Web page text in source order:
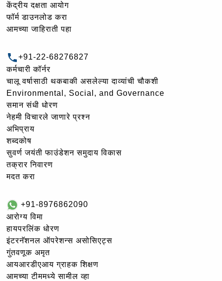
केंद्रीय दक्षता आयोग
फॉर्म डाउनलोड करा
आमच्या जाहिराती पहा
+91-22-68276827
कर्मचारी कॉर्नर
चालू वर्षासाठी थकबाकी असलेल्या दाव्यांची चौकशी
Environmental, Social, and Governance
समान संधी धोरण
नेहमी विचारले जाणारे प्रश्न
अभिप्राय
शब्दकोष
सुवर्ण जयंती फाउंडेशन समुदाय विकास
तक्रार निवारण
मदत करा
+91-8976862090
आरोग्य विमा
हायपरलिंक धोरण
इंटरनॅशनल ऑपरेशन्स असोसिएट्स
गुंतवणूक अमृत
आयआरडीएआय ग्राहक शिक्षण
आमच्या टीममध्ये सामील व्हा